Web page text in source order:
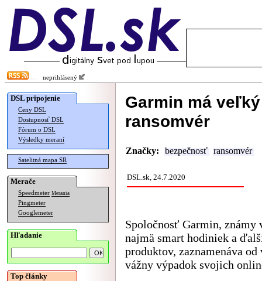
neprihlásený
DSL pripojenie
Ceny DSL
Dostupnosť DSL
Fórum o DSL
Výsledky meraní
Satelitná mapa SR
Merače
Speedmeter Merania
Pingmeter
Googlemeter
Hľadanie
Top články
Garmin má
ransomvér
Značky: bezpečnosť ransomvér
DSL.sk, 24.7.2020
Spoločnosť Garmin, známy
najmä smart hodiniek a
produktov, zaznamenáva od
vážny výpadok svojich